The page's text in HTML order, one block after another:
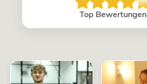
Top Bewertungen